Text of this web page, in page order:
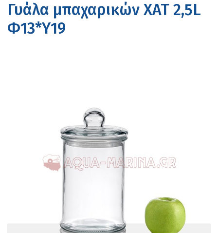
Γυάλα μπαχαρικών ΧΑΤ 2,5L
Φ13*Υ19